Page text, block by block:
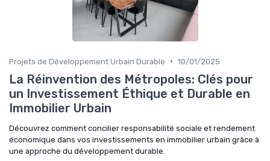
Projets de Développement Urbain Durable • 10/01/2025
La Réinvention des Métropoles: Clés pour
un Investissement Éthique et Durable en
Immobilier Urbain
Découvrez comment concilier responsabilité sociale et rendement
économique dans vos investissements en immobilier urbain grâce à
une approche du développement durable.